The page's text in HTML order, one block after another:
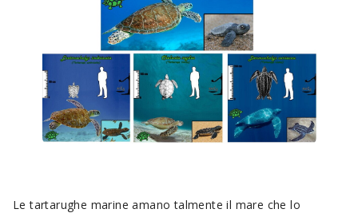
Le tartarughe marine amano talmente il mare che lo